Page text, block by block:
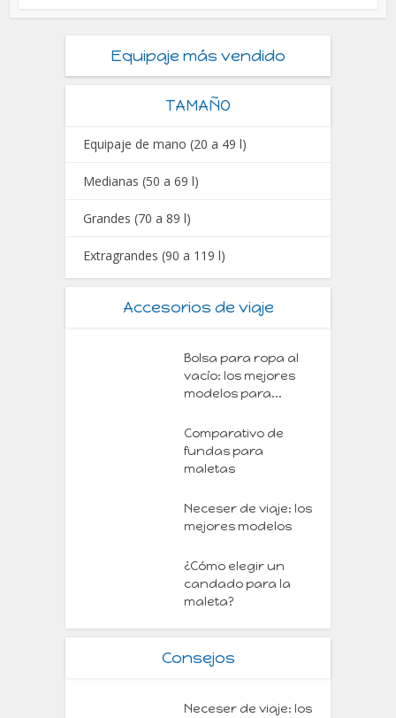
Equipaje más vendido
TAMAÑO
Equipaje de mano (20 a 49 l)
Medianas (50 a 69 l)
Grandes (70 a 89 l)
Extragrandes (90 a 119 l)
Accesorios de viaje
Bolsa para ropa al
vacío: los mejores
modelos para...
Comparativo de
fundas para
maletas
Neceser de viaje: los
mejores modelos
¿Cómo elegir un
candado para la
maleta?
Consejos
Neceser de viaje: los